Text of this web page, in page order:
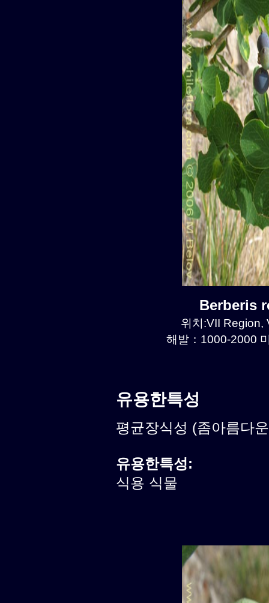
Berberis
위치:VII Region,
해발：1000-2000
유용한특성
평균장식성 (좀아름다
유용한특성:
식용 식물